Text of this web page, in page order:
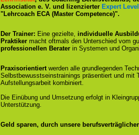
Association e. V. und lizenzierter Expert
"Lehrcoach ECA (Master Competence)".
Der Trainer: Eine gezielte, individuelle
Praktiker macht oftmals den Unterschied vom
professionellen Berater in Systemen und
Praxisorientiertwerden alle grundlegenden
Selbstbewusstseinstrainings präsentiert und mit
Aufstellungsarbeit kombiniert.
Die Einübung und Umsetzung erfolgt in
Unterstützung.
Geld sparen, durch unsere